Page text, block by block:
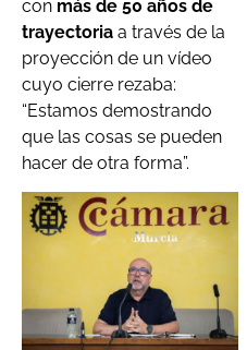
con más de 50 años de
trayectoria a través de la
proyección de un vídeo
cuyo cierre rezaba:
“Estamos demostrando
que las cosas se pueden
hacer de otra forma”.